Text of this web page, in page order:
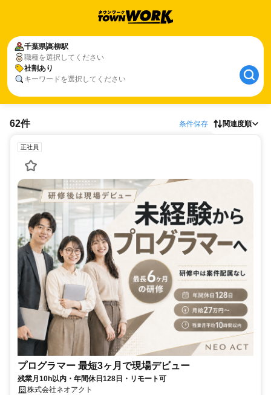
千葉県高柳駅
職種を選択してください
社割あり
キーワードを選択してください
62件 条件保存 関連度順
正社員
プログラマー 最短3ヶ月で現場デビュー
残業月10h以内・年間休日128日・リモート可
株式会社ネオアクト